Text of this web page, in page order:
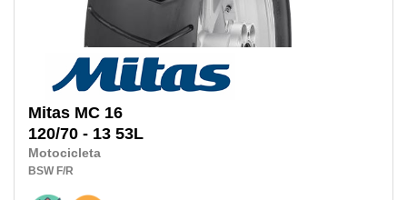
Mitas MC 16
120/70 - 13 53L
Motocicleta
BSW F/R